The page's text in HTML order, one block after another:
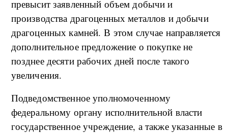
превысит заявленный объем добычи и
производства драгоценных металлов и добычи
драгоценных камней. В этом случае направляется
дополнительное предложение о покупке не
позднее десяти рабочих дней после такого
увеличения.
Подведомственное уполномоченному
федеральному органу исполнительной власти
государственное учреждение, а также указанные в